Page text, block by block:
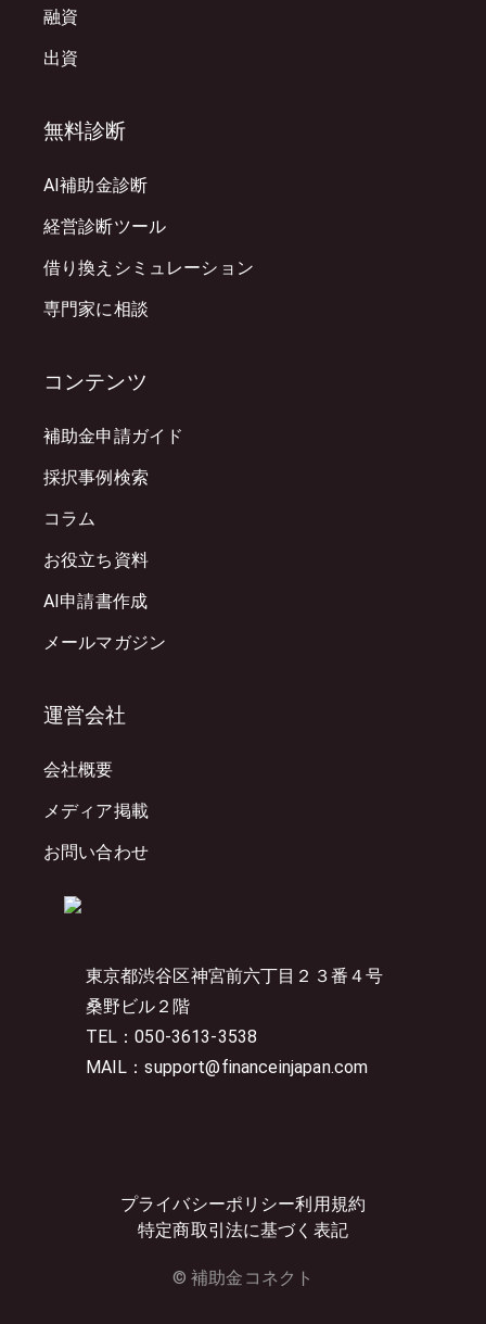
東京都渋谷区神宮前六丁目２３番４号
桑野ビル２階
TEL：050-3613-3538
MAIL：support@financeinjapan.com
プライバシーポリシー利用規約
特定商取引法に基づく表記
© 補助金コネクト
融資
出資
無料診断
AI補助金診断
経営診断ツール
借り換えシミュレーション
専門家に相談
コンテンツ
補助金申請ガイド
採択事例検索
コラム
お役立ち資料
AI申請書作成
メールマガジン
運営会社
会社概要
メディア掲載
お問い合わせ